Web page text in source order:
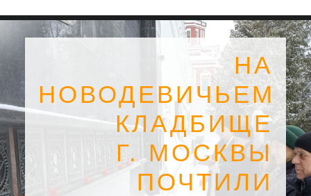
НА
НОВОДЕВИЧЬЕМ
КЛАДБИЩЕ
Г. МОСКВЫ
ПОЧТИЛИ